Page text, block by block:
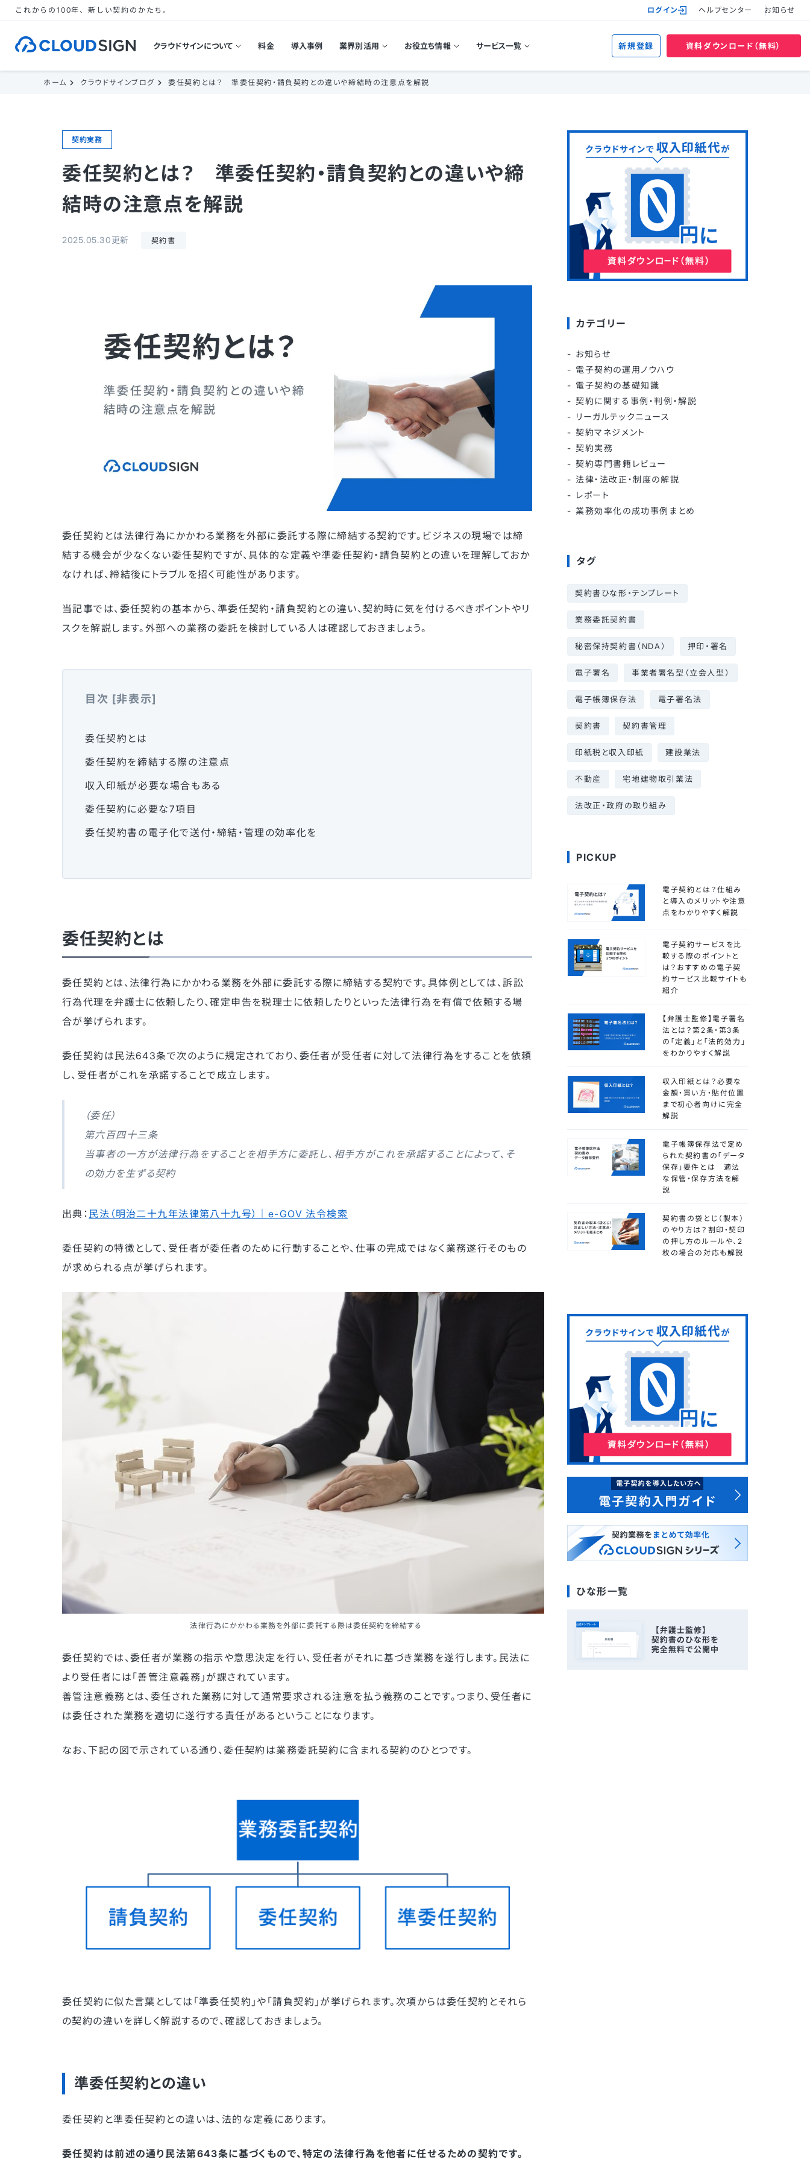
これからの100年、新しい契約のかたち。 ログイン ヘルプセンター お知らせ
クラウドサインについて 料金 導入事例 業界別活用 お役立ち情報 サービス一覧 新規登録 資料ダウンロード（無料）
ホーム クラウドサインブログ 委任契約とは？ 準委任契約・請負契約との違いや締結時の注意点を解説
契約実務
委任契約とは？ 準委任契約・請負契約との違いや締
結時の注意点を解説
2025.05.30更新 契約書
委任契約とは法律行為にかかわる業務を外部に委託する際に締結する契約です。ビジネスの現場では締
結する機会が少なくない委任契約ですが、具体的な定義や準委任契約・請負契約との違いを理解しておか
なければ、締結後にトラブルを招く可能性があります。
当記事では、委任契約の基本から、準委任契約・請負契約との違い、契約時に気を付けるべきポイントやリ
スクを解説します。外部への業務の委託を検討している人は確認しておきましょう。
目次 [非表示]
委任契約とは
委任契約を締結する際の注意点
収入印紙が必要な場合もある
委任契約に必要な7項目
委任契約書の電子化で送付・締結・管理の効率化を
委任契約とは
委任契約とは、法律行為にかかわる業務を外部に委託する際に締結する契約です。具体例としては、訴訟
行為代理を弁護士に依頼したり、確定申告を税理士に依頼したりといった法律行為を有償で依頼する場
合が挙げられます。
委任契約は民法643条で次のように規定されており、委任者が受任者に対して法律行為をすることを依頼
し、受任者がこれを承諾することで成立します。
（委任）
第六百四十三条
当事者の一方が法律行為をすることを相手方に委託し、相手方がこれを承諾することによって、そ
の効力を生ずる契約
出典： 民法（明治二十九年法律第八十九号）｜e-GOV 法令検索
委任契約の特徴として、受任者が委任者のために行動することや、仕事の完成ではなく業務遂行そのもの
が求められる点が挙げられます。
法律行為にかかわる業務を外部に委託する際は委任契約を締結する
委任契約では、委任者が業務の指示や意思決定を行い、受任者がそれに基づき業務を遂行します。民法に
より受任者には「善管注意義務」が課されています。
善管注意義務とは、委任された業務に対して通常要求される注意を払う義務のことです。つまり、受任者に
は委任された業務を適切に遂行する責任があるということになります。
なお、下記の図で示されている通り、委任契約は業務委託契約に含まれる契約のひとつです。
委任契約に似た言葉としては「準委任契約」や「請負契約」が挙げられます。次項からは委任契約とそれら
の契約の違いを詳しく解説するので、確認しておきましょう。
準委任契約との違い
委任契約と準委任契約との違いは、法的な定義にあります。
委任契約は前述の通り民法第643条に基づくもので、特定の法律行為を他者に任せるための契約です。
カテゴリー
お知らせ
電子契約の運用ノウハウ
電子契約の基礎知識
契約に関する事例・判例・解説
リーガルテックニュース
契約マネジメント
契約実務
契約専門書籍レビュー
法律・法改正・制度の解説
レポート
業務効率化の成功事例まとめ
タグ
契約書ひな形・テンプレート
業務委託契約書
秘密保持契約書（NDA） 押印・署名
電子署名 事業者署名型（立会人型）
電子帳簿保存法 電子署名法
契約書 契約書管理
印紙税と収入印紙 建設業法
不動産 宅地建物取引業法
法改正・政府の取り組み
PICKUP
電子契約とは？仕組み
と導入のメリットや注意
点をわかりやすく解説
電子契約サービスを比
較する際のポイントと
は？おすすめの電子契
約サービス比較サイトも
紹介
【弁護士監修】電子署名
法とは？第2条・第3条
の「定義」と「法的効力」
をわかりやすく解説
収入印紙とは？必要な
金額・買い方・貼付位置
まで初心者向けに完全
解説
電子帳簿保存法で定め
られた契約書の「データ
保存」要件とは 適法
な保管・保存方法を解
説
契約書の袋とじ（製本）
のやり方は？割印・契印
の押し方のルールや、2
枚の場合の対応も解説
ひな形一覧